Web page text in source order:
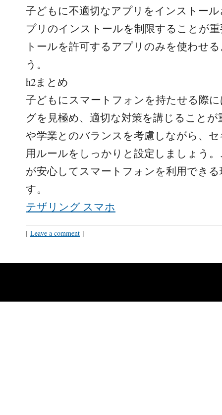
子どもに不適切なアプリをインストー
プリのインストールを制限することが
トールを許可するアプリのみを使わせ
う。
h2まとめ
子どもにスマートフォンを持たせる際
グを見極め、適切な対策を講じること
や学業とのバランスを考慮しながら、
用ルールをしっかりと設定しましょう
が安心してスマートフォンを利用でき
す。
テザリング スマホ
[ Leave a comment ]